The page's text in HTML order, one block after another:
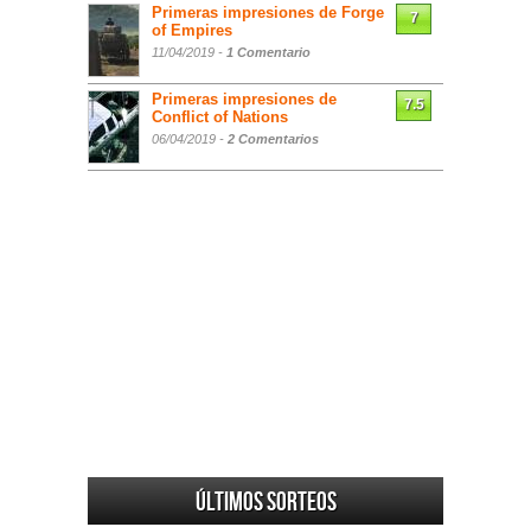
Primeras impresiones de Forge
of Empires
11/04/2019 - 1 Comentario
7
Primeras impresiones de
Conflict of Nations
06/04/2019 - 2 Comentarios
7.5
Últimos sorteos